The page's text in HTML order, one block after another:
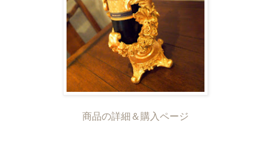
商品の詳細＆購入ページ